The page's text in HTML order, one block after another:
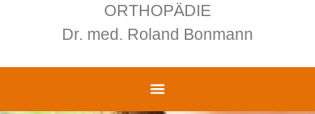
ORTHOPÄDIE
Dr. med. Roland Bonmann